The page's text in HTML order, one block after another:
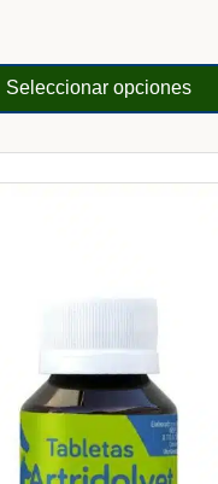
Seleccionar opciones